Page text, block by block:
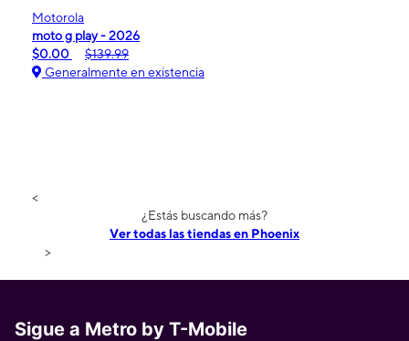
Motorola
moto g play - 2026
$0.00
$139.99
Generalmente en existencia
<
¿Estás buscando más?
Ver todas las tiendas en Phoenix
>